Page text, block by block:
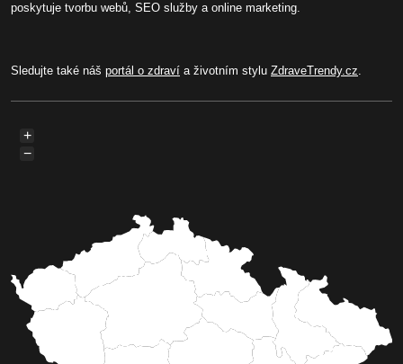
poskytuje tvorbu webů, SEO služby a online marketing.
Sledujte také náš portál o zdraví a životním stylu ZdraveTrendy.cz.
+
−